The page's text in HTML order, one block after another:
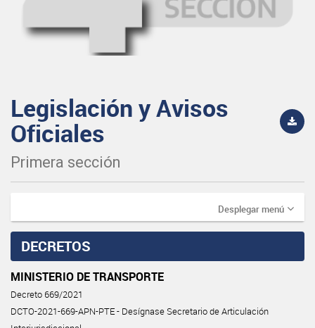
Legislación y Avisos
Oficiales
Primera sección
Desplegar menú
DECRETOS
MINISTERIO DE TRANSPORTE
Decreto 669/2021
DCTO-2021-669-APN-PTE - Desígnase Secretario de Articulación